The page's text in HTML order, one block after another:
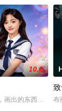
10.0
画出的东西能成真布